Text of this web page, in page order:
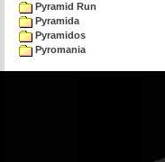
Pyramid Run
Pyramida
Pyramidos
Pyromania